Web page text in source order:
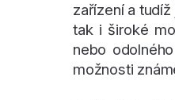
zařízení a
tak i široké
nebo
možnosti